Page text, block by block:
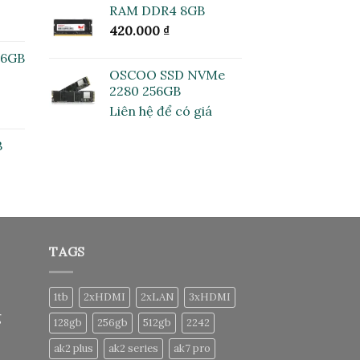
5 sao
RAM DDR4 8GB
420.000 ₫
OSCOO SSD NVMe
2280 256GB
Liên hệ để có giá
TAGS
1tb 2xHDMI 2xLAN
3xHDMI
128gb
256gb 512gb
2242
ak2 plus
ak2 series ak7 pro